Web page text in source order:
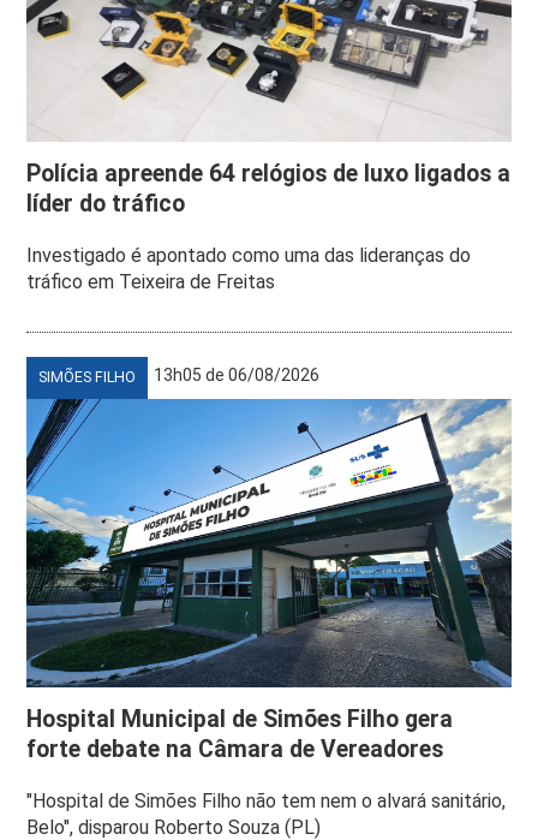
Polícia apreende 64 relógios de luxo ligados a
líder do tráfico
Investigado é apontado como uma das lideranças do
tráfico em Teixeira de Freitas
SIMÕES FILHO 13h05 de 06/08/2026
Hospital Municipal de Simões Filho gera
forte debate na Câmara de Vereadores
"Hospital de Simões Filho não tem nem o alvará sanitário,
Belo", disparou Roberto Souza (PL)